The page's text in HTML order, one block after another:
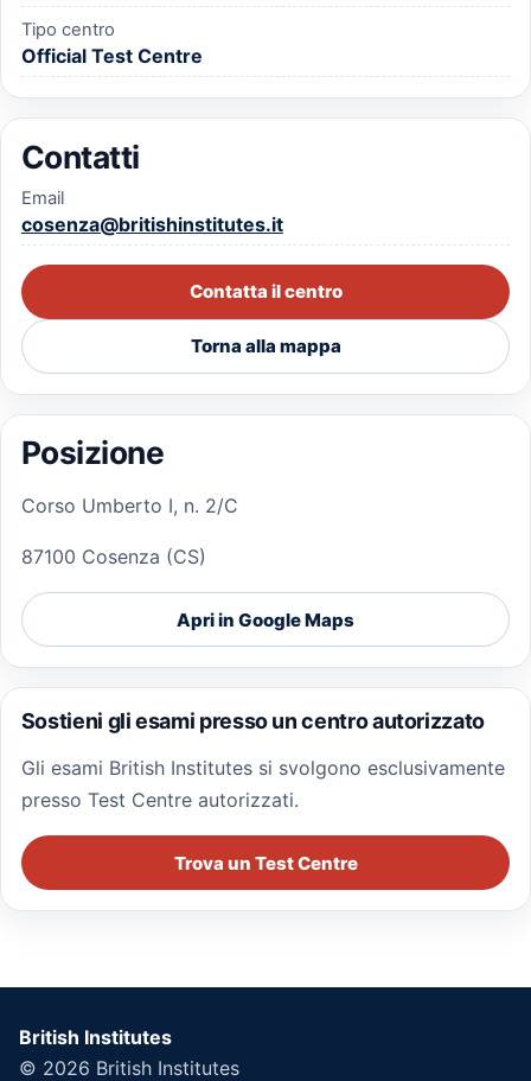
Tipo centro
Official Test Centre
Contatti
Email
cosenza@britishinstitutes.it
Contatta il centro
Torna alla mappa
Posizione
Corso Umberto I, n. 2/C
87100 Cosenza (CS)
Apri in Google Maps
Sostieni gli esami presso un centro autorizzato
Gli esami British Institutes si svolgono esclusivamente
presso Test Centre autorizzati.
Trova un Test Centre
British Institutes
© 2026 British Institutes